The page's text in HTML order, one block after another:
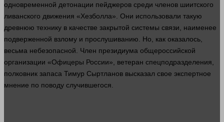
одновременной детонации пейджеров среди членов шиитского
ливанского движения «Хезболла». Они использовали такую
древнюю технику в качестве закрытой системы связи, наименее
подверженной взлому и прослушиванию. Но, как оказалось,
весьма небезопасной. Член президиума общероссийской
организации «Офицеры России», ветеран спецподразделения,
полковник запаса Тимур Сыртланов высказал свое экспертное
мнение по поводу случившегося.